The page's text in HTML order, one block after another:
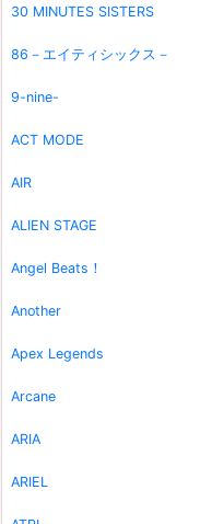
30 MINUTES SISTERS
86－エイティシックス－
9-nine-
ACT MODE
AIR
ALIEN STAGE
Angel Beats！
Another
Apex Legends
Arcane
ARIA
ARIEL